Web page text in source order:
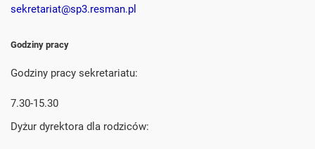
sekretariat@sp3.resman.pl
Godziny pracy
Godziny pracy sekretariatu:
7.30-15.30
Dyżur dyrektora dla rodziców: